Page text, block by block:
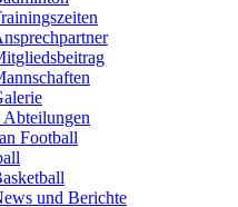
Abteilungen
Football
und Berichte